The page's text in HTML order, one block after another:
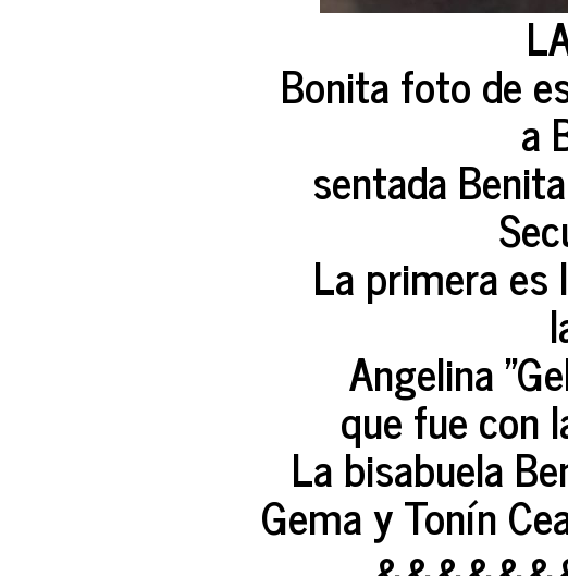
Bonita foto de
a
sentada
La primera es
Angelina
que fue con
La bisabuela
Gema y Tonín